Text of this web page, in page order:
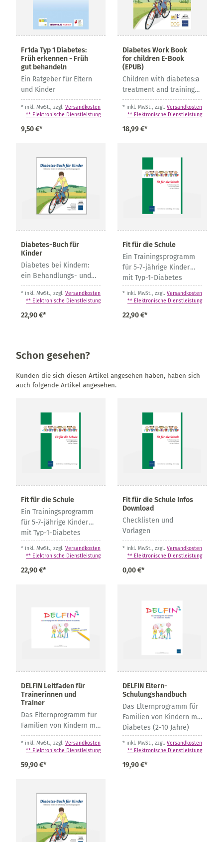
Fr1da Typ 1 Diabetes:
Früh erkennen - Früh
gut behandeln
9,50 €*
Ein Ratgeber für Eltern
und Kinder
* inkl. MwSt., zzgl. Versandkosten
** Elektronische Dienstleistung
Diabetes Work Book
for children E-Book
(EPUB)
18,99 €*
Children with diabetes:a
treatment and training
program
* inkl. MwSt., zzgl. Versandkosten
** Elektronische Dienstleistung
Diabetes-Buch für
Kinder
22,90 €*
Diabetes bei Kindern:
ein Behandlungs- und
Schulungsprogramm
* inkl. MwSt., zzgl. Versandkosten
** Elektronische Dienstleistung
Fit für die Schule
22,90 €*
Ein Trainingsprogramm
für 5-7-jährige Kinder
mit Typ-1-Diabetes
* inkl. MwSt., zzgl. Versandkosten
** Elektronische Dienstleistung
Schon gesehen?
Kunden die sich diesen Artikel angesehen haben, haben sich
auch folgende Artikel angesehen.
Fit für die Schule
22,90 €*
Ein Trainingsprogramm
für 5-7-jährige Kinder
mit Typ-1-Diabetes
* inkl. MwSt., zzgl. Versandkosten
** Elektronische Dienstleistung
Fit für die Schule Infos
Download
0,00 €*
Checklisten und
Vorlagen
* inkl. MwSt., zzgl. Versandkosten
** Elektronische Dienstleistung
DELFIN Leitfaden für
Trainerinnen und
Trainer
59,90 €*
Das Elternprogramm für
Familien von Kindern mit
Diabetes
* inkl. MwSt., zzgl. Versandkosten
** Elektronische Dienstleistung
DELFIN Eltern-
Schulungshandbuch
19,90 €*
Das Elternprogramm für
Familien von Kindern mit
Diabetes (2-10 Jahre)
* inkl. MwSt., zzgl. Versandkosten
** Elektronische Dienstleistung